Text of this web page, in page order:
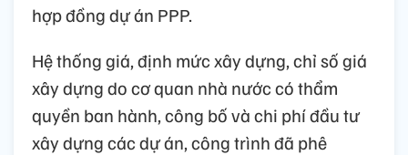
hợp đồng dự án PPP.
Hệ thống giá, định mức xây dựng, chỉ số giá
xây dựng do cơ quan nhà nước có thẩm
quyền ban hành, công bố và chi phí đầu tư
xây dựng các dự án, công trình đã phê